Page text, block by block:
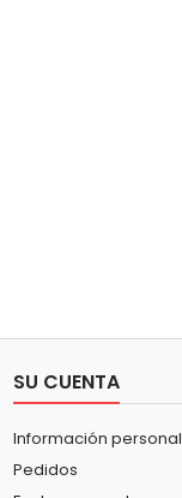
SU CUENTA
Información personal
Pedidos